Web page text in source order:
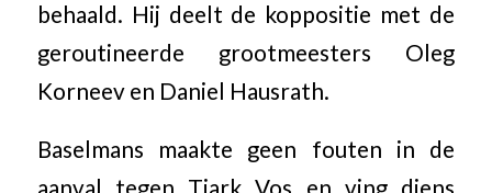
behaald. Hij deelt de koppositie met de
geroutineerde grootmeesters Oleg
Korneev en Daniel Hausrath.
Baselmans maakte geen fouten in de
aanval tegen Tjark Vos en ving diens